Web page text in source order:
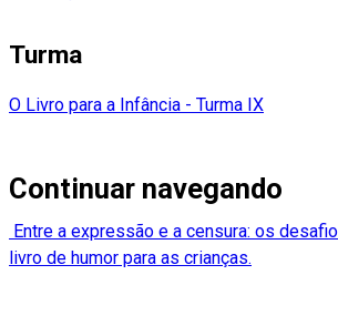
Turma
O Livro para a Infância - Turma IX
Continuar navegando
Entre a expressão e a censura: os
livro de humor para as crianças.